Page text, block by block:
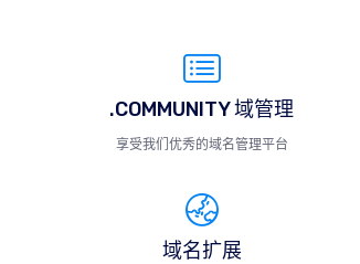
.COMMUNITY 域管理
享受我们优秀的域名管理平台
域名扩展